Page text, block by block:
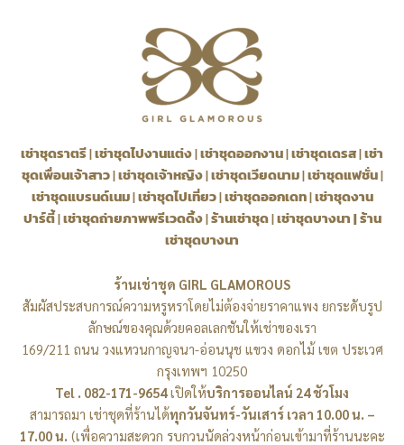
เช่าชุดราตรี|เช่าชุดไปงานแต่ง|เช่าชุดออกงาน|เช่าชุดเดรส|เช่า
ชุดเพื่อนเจ้าสาว|เช่าชุดเจ้าหญิง|เช่าชุดเวียดนาม|เช่าชุดแฟชั่น|
เช่าชุดแบรนด์เนม|เช่าชุดไปเที่ยว|เช่าชุดออกเดท|เช่าชุดงาน
ปาร์ตี้|เช่าชุดถ่ายภาพพรีเวดดิ้ง|ร้านเช่าชุด|เช่าชุดบางนา|ร้าน
เช่าชุดบางนา
ร้านเช่าชุด GIRL GLAMOROUS
สัมผัสประสบการณ์ความหรูหราโดยไม่ต้องจ่ายราคาแพง ยกระดับรูป
ลักษณ์ของคุณด้วยคอลเลกชันให้เช่าของเรา
169/211 ถนน วงแหวนกาญจนา-อ่อนนุช แขวง ดอกไม้ เขต ประเวศ
กรุงเทพฯ 10250
Tel . 082-171-9654เปิดให้บริการออนไลน์ 24 ชัวโมง
สามารถมา เช่าชุดที่ร้านได้ทุกวันจันทร์-วันเสาร์ เวลา 10.00 น. –
17.00 น. (เพื่อความสะดวก รบกวนนัดล่วงหน้าก่อนเข้ามาที่ร้านนะคะ